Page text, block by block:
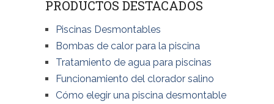
PRODUCTOS DESTACADOS
Piscinas Desmontables
Bombas de calor para la piscina
Tratamiento de agua para piscinas
Funcionamiento del clorador salino
Cómo elegir una piscina desmontable